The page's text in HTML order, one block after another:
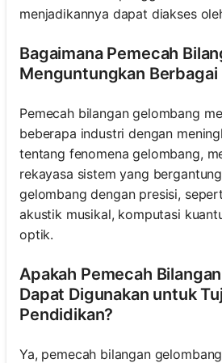
menjadikannya dapat diakses
Bagaimana Pemecah
Menguntungkan
Pemecah bilangan gelombang
beberapa industri dengan
tentang fenomena gelombang,
rekayasa sistem yang
gelombang dengan presisi,
akustik musikal, komputasi
optik.
Apakah Pemecah
Dapat Digunakan untuk
Pendidikan?
Ya, pemecah bilangan